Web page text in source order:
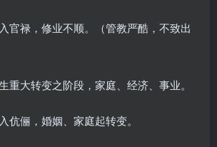
官禄，修业不顺。（管教严酷，不致出
重大转变之阶段，家庭、经济、事业。
伉俪，婚姻、家庭起转变。